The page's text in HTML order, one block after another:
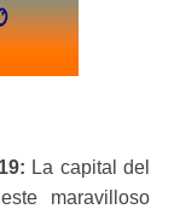
La capital del
maravilloso